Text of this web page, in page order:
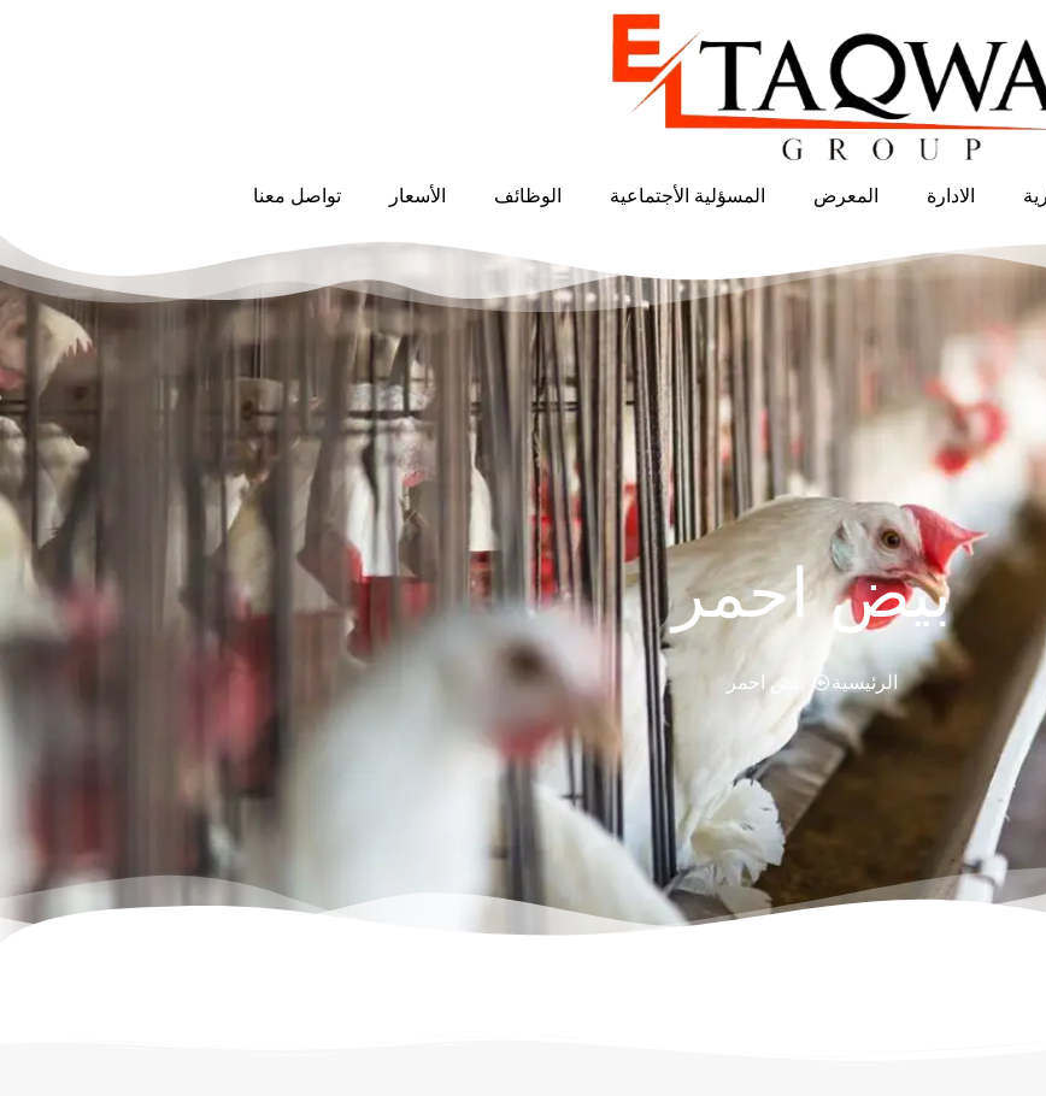
الادارة المعرض المسؤلية الأجتماعية الوظائف الأسعار تواصل معنا
بيض احمر
الرئيسية بيض احمر